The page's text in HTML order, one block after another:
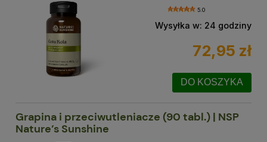
5.0
Wysyłka w: 24 godziny
72,95 zł
DO KOSZYKA
Grapina i przeciwutleniacze (90 tabl.) | NSP
Nature’s Sunshine